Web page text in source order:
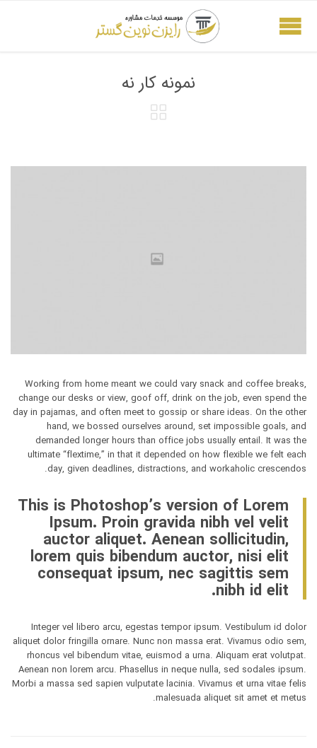
نمونه کار نه

Working from home meant we could vary snack and coffee breaks,
change our desks or view, goof off, drink on the job, even spend the
day in pajamas, and often meet to gossip or share ideas. On the other
hand, we bossed ourselves around, set impossible goals, and
demanded longer hours than office jobs usually entail. It was the
ultimate “flextime,” in that it depended on how flexible we felt each
day, given deadlines, distractions, and workaholic crescendos.
This is Photoshop’s version of Lorem
Ipsum. Proin gravida nibh vel velit
auctor aliquet. Aenean sollicitudin,
lorem quis bibendum auctor, nisi elit
consequat ipsum, nec sagittis sem
nibh id elit.
Integer vel libero arcu, egestas tempor ipsum. Vestibulum id dolor
aliquet dolor fringilla ornare. Nunc non massa erat. Vivamus odio sem,
rhoncus vel bibendum vitae, euismod a urna. Aliquam erat volutpat.
Aenean non lorem arcu. Phasellus in neque nulla, sed sodales ipsum.
Morbi a massa sed sapien vulputate lacinia. Vivamus et urna vitae felis
malesuada aliquet sit amet et metus.